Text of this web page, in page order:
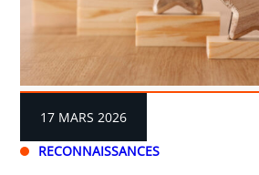
RECONNAISSANCES
17 MARS 2026